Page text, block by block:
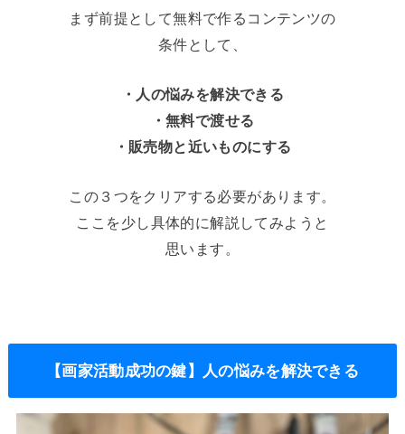
まず前提として無料で作るコンテンツの
条件として、
・人の悩みを解決できる
・無料で渡せる
・販売物と近いものにする
この３つをクリアする必要があります。
ここを少し具体的に解説してみようと
思います。
【画家活動成功の鍵】人の悩みを解決できる